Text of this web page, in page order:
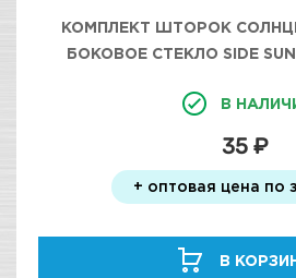
КОМПЛЕКТ ШТОРОК
БОКОВОЕ СТЕКЛО SIDE
В
35 ₽
+ оптовая цена по
В